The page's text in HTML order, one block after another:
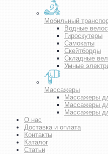
Мобильный
Водные
Гироскутеры
Самокаты
Скейтборды
Складные
Умные
Массажеры
Массажеры
Массажеры
Массажеры
О нас
Доставка и оплата
Контакты
Каталог
Статьи